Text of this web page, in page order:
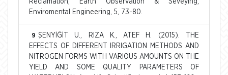
Enviromental Engineering, 5, 73-80.
9 ŞENYİĞİT U., RIZA K., ATEF H. (2015). THE
EFFECTS OF DIFFERENT IRRIGATION METHODS AND
NITROGEN FORMS WITH VARIOUS AMOUNTS ON THE
YIELD AND SOME QUALITY PARAMETERS OF